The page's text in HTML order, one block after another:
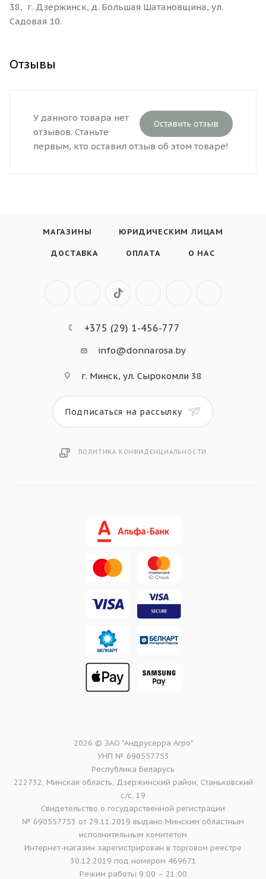
38, г. Дзержинск, д. Большая Шатановщина, ул.
Садовая 10.
Отзывы
Оставить отзыв
У данного товара нет
отзывов. Станьте
первым, кто оставил отзыв об этом товаре!
МАГАЗИНЫ ЮРИДИЧЕСКИМ ЛИЦАМ
ДОСТАВКА ОПЛАТА О НАС
+375 (29) 1-456-777
info@donnarosa.by
г. Минск, ул. Сырокомли 38
Подписаться на рассылку
ПОЛИТИКА КОНФИДЕНЦИАЛЬНОСТИ
2026 © ЗАО "Андрусерра Агро"
УНП № 690557753
Республика Беларусь
222732, Минская область, Дзержинский район, Станьковский
с/с, 19
Свидетельство о государственной регистрации
№ 690557753 от 29.11.2019 выдано Минским областным
исполнительным комитетом
Интернет-магазин зарегистрирован в торговом реестре
30.12.2019 под номером 469671
Режим работы 9:00 – 21:00